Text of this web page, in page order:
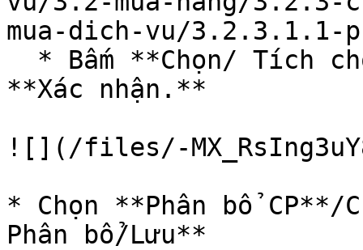
mua-dich-vu/3.2.3.1.1-
**Xác nhận.**
![](/files/-
* Chọn **Phân bổ CP**/
Phân bổ/Lưu**